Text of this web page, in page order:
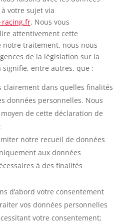
votre sujet via
racing.fr. Nous vous
attentivement cette
notre traitement, nous nous
de la législation sur la
signifie, entre autres, que :
clairement dans quelles finalités
données personnelles. Nous
de cette déclaration de
notre recueil de données
aux données
à des finalités
d’abord votre consentement
vos données personnelles
votre consentement;